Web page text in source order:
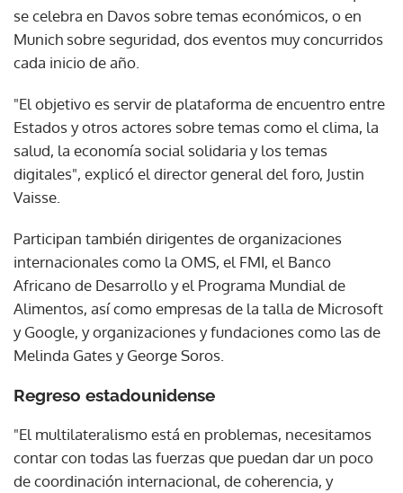
se celebra en Davos sobre temas económicos, o en
Munich sobre seguridad, dos eventos muy concurridos
cada inicio de año.
"El objetivo es servir de plataforma de encuentro entre
Estados y otros actores sobre temas como el clima, la
salud, la economía social solidaria y los temas
digitales", explicó el director general del foro, Justin
Vaisse.
Participan también dirigentes de organizaciones
internacionales como la OMS, el FMI, el Banco
Africano de Desarrollo y el Programa Mundial de
Alimentos, así como empresas de la talla de Microsoft
y Google, y organizaciones y fundaciones como las de
Melinda Gates y George Soros.
Regreso estadounidense
"El multilateralismo está en problemas, necesitamos
contar con todas las fuerzas que puedan dar un poco
de coordinación internacional, de coherencia, y